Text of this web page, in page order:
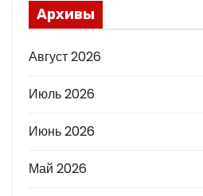
Архивы
Август 2026
Июль 2026
Июнь 2026
Май 2026